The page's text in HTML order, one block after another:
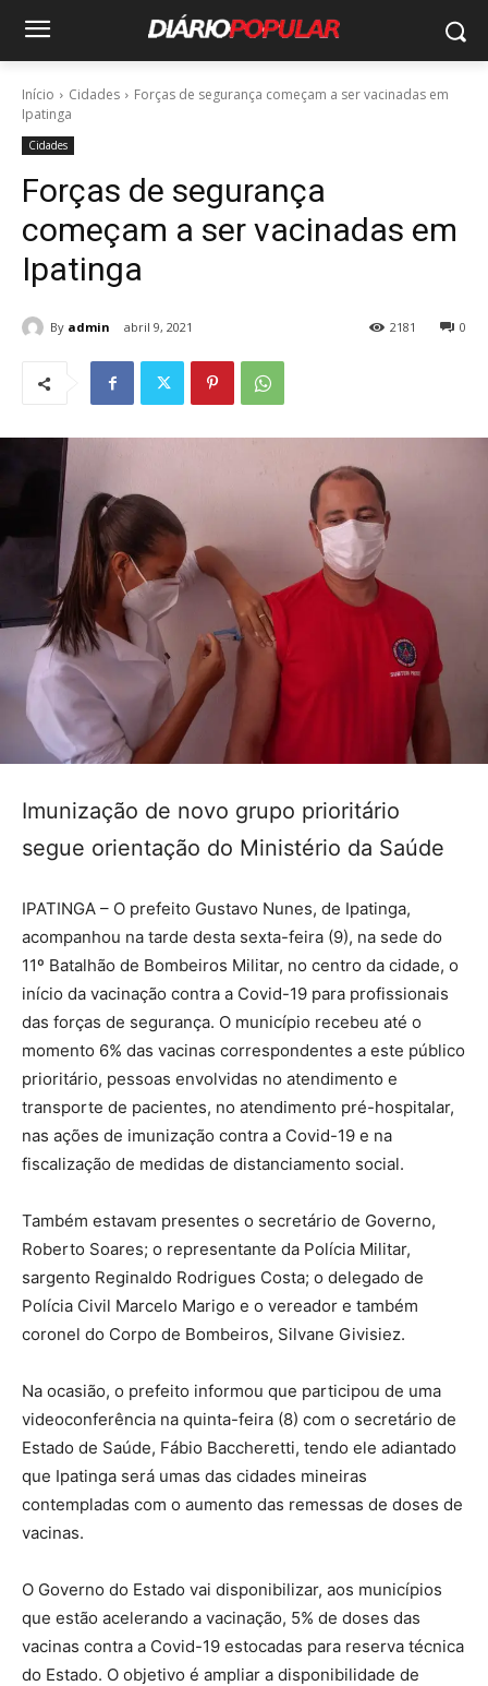
Início Cidades
Forças de segurança começam a ser vacinadas em
Ipatinga
Cidades
Forças de segurança
começam a ser vacinadas em
Ipatinga
By admin abril 9, 2021 0
2181
Imunização de novo grupo prioritário
segue orientação do Ministério da Saúde
IPATINGA – O prefeito Gustavo Nunes, de Ipatinga,
acompanhou na tarde desta sexta-feira (9), na sede do
11º Batalhão de Bombeiros Militar, no centro da cidade, o
início da vacinação contra a Covid-19 para profissionais
das forças de segurança. O município recebeu até o
momento 6% das vacinas correspondentes a este público
prioritário, pessoas envolvidas no atendimento e
transporte de pacientes, no atendimento pré-hospitalar,
nas ações de imunização contra a Covid-19 e na
fiscalização de medidas de distanciamento social.
Também estavam presentes o secretário de Governo,
Roberto Soares; o representante da Polícia Militar,
sargento Reginaldo Rodrigues Costa; o delegado de
Polícia Civil Marcelo Marigo e o vereador e também
coronel do Corpo de Bombeiros, Silvane Givisiez.
Na ocasião, o prefeito informou que participou de uma
videoconferência na quinta-feira (8) com o secretário de
Estado de Saúde, Fábio Baccheretti, tendo ele adiantado
que Ipatinga será umas das cidades mineiras
contempladas com o aumento das remessas de doses de
vacinas.
O Governo do Estado vai disponibilizar, aos municípios
que estão acelerando a vacinação, 5% de doses das
vacinas contra a Covid-19 estocadas para reserva técnica
do Estado. O objetivo é ampliar a disponibilidade de